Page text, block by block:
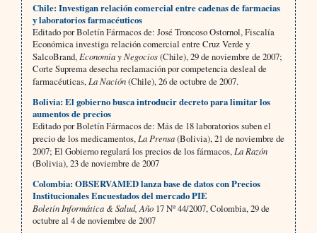
Chile: Investigan relación comercial entre cadenas de farmacias
y laboratorios farmacéuticos
Editado por Boletín Fármacos de: José Troncoso Ostornol, Fiscalía
Económica investiga relación comercial entre Cruz Verde y
SalcoBrand, Economía y Negocios(Chile), 29 de noviembre de 2007;
Corte Suprema desecha reclamación por competencia desleal de
farmacéuticas, La Nación(Chile), 26 de octubre de 2007.
Bolivia: El gobierno busca introducir decreto para limitar los
aumentos de precios
Editado por Boletín Fármacos de: Más de 18 laboratorios suben el
precio de los medicamentos, La Prensa(Bolivia), 21 de noviembre de
2007; El Gobierno regulará los precios de los fármacos, La Razón
(Bolivia), 23 de noviembre de 2007
Colombia: OBSERVAMED lanza base de datos con Precios
Institucionales Encuestados del mercado PIE
Boletín Informática & Salud, Año17 Nº 44/2007, Colombia, 29 de
octubre al 4 de noviembre de 2007